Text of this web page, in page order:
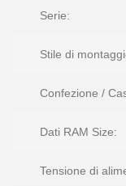
Serie:
Stile di
Confezione /
Dati RAM Size:
Tensione di